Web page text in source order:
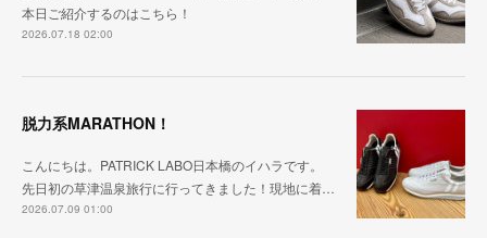
本日ご紹介するのはこちら！
2026.07.18 02:00
脱力系MARATHON！
こんにちは。PATRICK LABO日本橋のイハラです。
先日初の草津温泉旅行に行ってきました！現地に着…
2026.07.09 01:00